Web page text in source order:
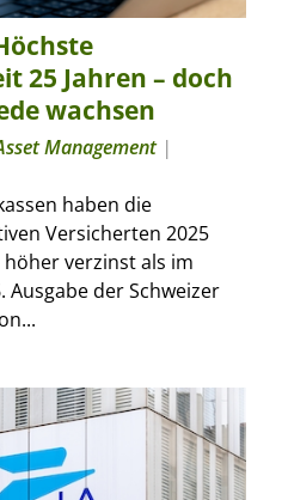
25 Jahren – doch
wachsen
Management|
haben die
Versicherten 2025
verzinst als im
Ausgabe der Schweizer